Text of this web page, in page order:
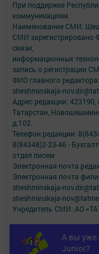
А вы уже
Junior?
При поддержке
коммуникациям.
Наименование СМИ:
СМИ зарегистрировано
связи,
информационных
запись о регистрации
ФИО главного
sheshminskaja-
Адрес редакции:
Татарстан,
д.102.
Телефон редакции:
8(84348)2-23-46 -
отдел писем
Электронная почта
Электронная почта
sheshminskaja-
sheshminskaja-
Учредитель СМИ: АО
Антикоррупционная
АО «ТАТМЕДИА»
удобства пользователей